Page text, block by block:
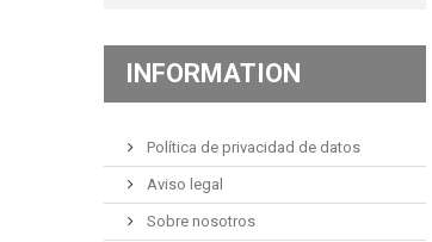
INFORMATION
Política de privacidad de datos
Aviso legal
Sobre nosotros